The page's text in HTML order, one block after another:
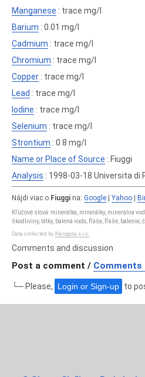
Manganese : trace mg/l
Barium : 0.01 mg/l
Cadmium : trace mg/l
Chromium : trace mg/l
Copper : trace mg/l
Lead : trace mg/l
Iodine : trace mg/l
Selenium : trace mg/l
Strontium : 0.8 mg/l
Name or Place of Source : Fiuggi
Analysis : 1998-03-18 Universita di
Nájdi viac o Fiuggi na: Google Yahoo
Kľúčové slová: minerálka, minerálky, minerálna
škodliviny, látky, balená voda, fľaša, fľaše,
Data collected by Akropola s.r.o.
Comments and discussion
Post a comment / Comments
└─ Please, Login or Sign-up to